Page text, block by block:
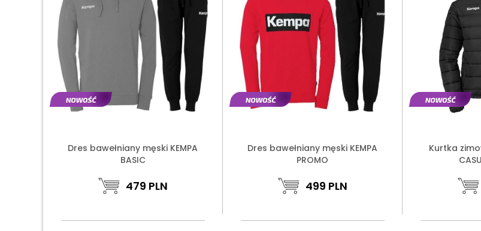
Dres bawełniany męski KEMPA
BASIC
479 PLN
Dres bawełniany męski KEMPA
PROMO
499 PLN
Kurtka